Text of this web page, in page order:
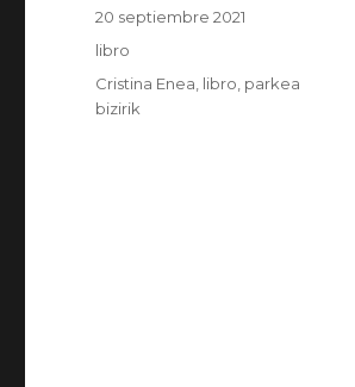
Publicado
el
20 septiembre 2021
Categorías
libro
Etiquetas
Cristina Enea libro parkea
bizirik